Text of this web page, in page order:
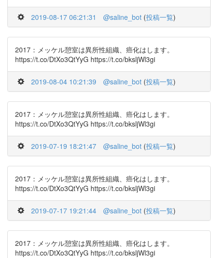
2019-08-17 06:21:31 @saline_bot (投稿一覧)
2017：メッケル憩室は異所性組織、癌化はします。
https://t.co/DtXo3QtYyG https://t.co/bksljWl3gi
2019-08-04 10:21:39 @saline_bot (投稿一覧)
2017：メッケル憩室は異所性組織、癌化はします。
https://t.co/DtXo3QtYyG https://t.co/bksljWl3gi
2019-07-19 18:21:47 @saline_bot (投稿一覧)
2017：メッケル憩室は異所性組織、癌化はします。
https://t.co/DtXo3QtYyG https://t.co/bksljWl3gi
2019-07-17 19:21:44 @saline_bot (投稿一覧)
2017：メッケル憩室は異所性組織、癌化はします。
https://t.co/DtXo3QtYyG https://t.co/bksljWl3gi